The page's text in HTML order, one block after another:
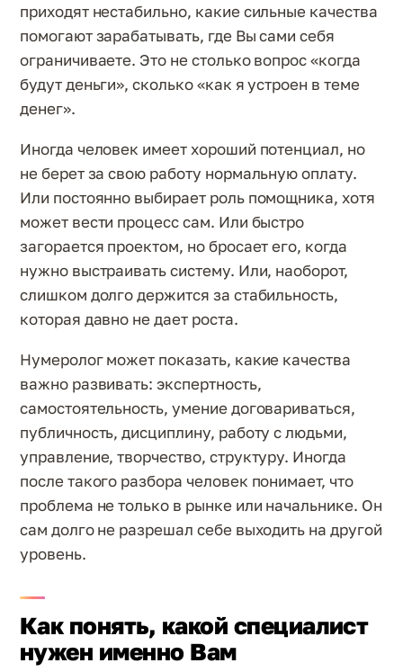
приходят нестабильно, какие сильные качества
помогают зарабатывать, где Вы сами себя
ограничиваете. Это не столько вопрос «когда
будут деньги», сколько «как я устроен в теме
денег».
Иногда человек имеет хороший потенциал, но
не берет за свою работу нормальную оплату.
Или постоянно выбирает роль помощника, хотя
может вести процесс сам. Или быстро
загорается проектом, но бросает его, когда
нужно выстраивать систему. Или, наоборот,
слишком долго держится за стабильность,
которая давно не дает роста.
Нумеролог может показать, какие качества
важно развивать: экспертность,
самостоятельность, умение договариваться,
публичность, дисциплину, работу с людьми,
управление, творчество, структуру. Иногда
после такого разбора человек понимает, что
проблема не только в рынке или начальнике. Он
сам долго не разрешал себе выходить на другой
уровень.
Как понять, какой специалист
нужен именно Вам